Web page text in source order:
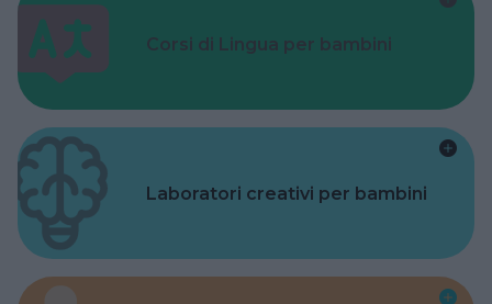
Corsi di Lingua per bambini
Laboratori creativi per bambini